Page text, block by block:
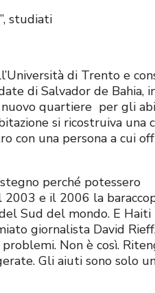
studiati
di Trento e
di Salvador de Bahia,
nuovo quartiere per gli
si ricostruiva una
con una persona a cui
perché potessero
2003 e il 2006 la
Sud del mondo. E Haiti
giornalista David
Non è così.
Gli aiuti sono solo